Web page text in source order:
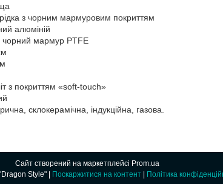
мармуровим покриттям
мармур PTFE
«soft-touch»
індукційна, газова.
Сайт створений на маркетплейсі Prom.ua
Інтернет мазазин "Dragon Style" | Поскаржитися на контент | Політика